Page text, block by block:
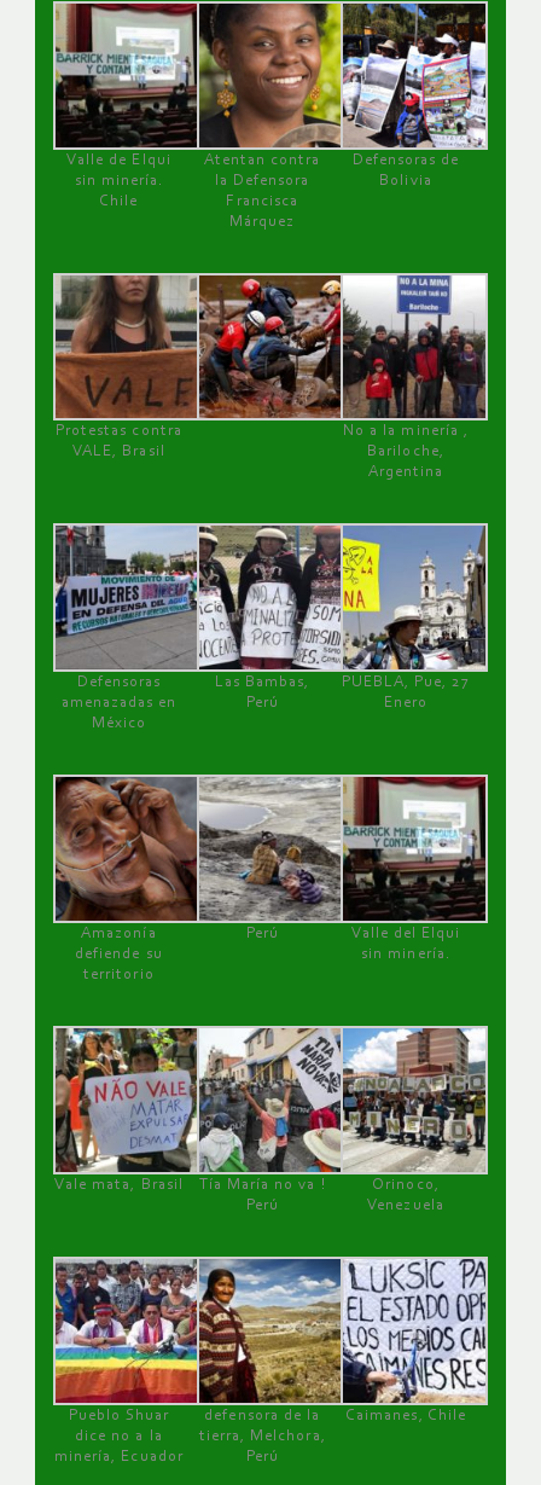
Valle de Elqui
sin minería.
Chile
Atentan contra
la Defensora
Francisca
Márquez
Defensoras de
Bolivia
Protestas contra
VALE, Brasil
No a la minería ,
Bariloche,
Argentina
Defensoras
amenazadas en
México
Las Bambas,
Perú
PUEBLA, Pue, 27
Enero
Amazonía
defiende su
territorio
Perú
Valle del Elqui
sin minería.
Vale mata, Brasil
Tía María no va !
Perú
Orinoco,
Venezuela
Pueblo Shuar
dice no a la
minería, Ecuador
defensora de la
tierra, Melchora,
Perú
Caimanes, Chile